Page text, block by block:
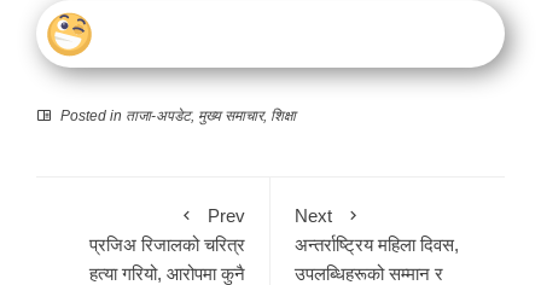
Posted in ताजा-अपडेट, मुख्य समाचार, शिक्षा
Prev
प्रजिअ रिजालको चरित्र
हत्या गरियो, आरोपमा कुनै
Next
अन्तर्राष्ट्रिय महिला दिवस,
उपलब्धिहरूको सम्मान र